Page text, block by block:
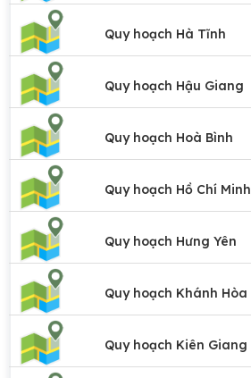
Quy hoạch Hà Tĩnh
Quy hoạch Hậu Giang
Quy hoạch Hoà Bình
Quy hoạch Hồ Chí Minh
Quy hoạch Hưng Yên
Quy hoạch Khánh Hòa
Quy hoạch Kiên Giang